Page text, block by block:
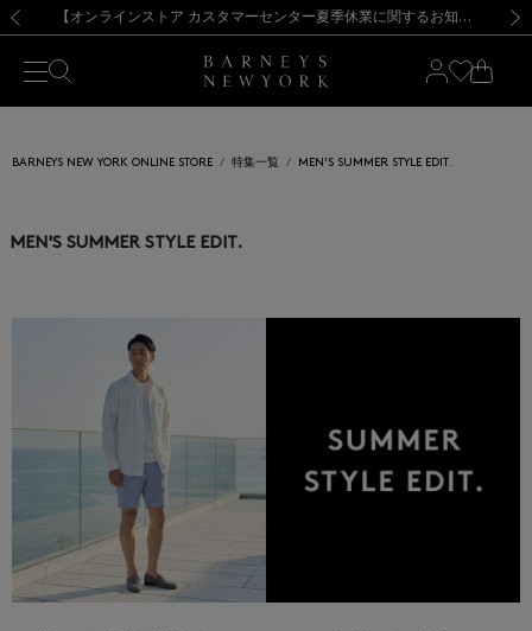
新規登録のお客様も対象！＜MY BARNEYS＞会員のお客様は11,000円（税込）以上のお買上げで常時送料無料！お買い物の際は会員登録を！
【夏季休業に伴う出荷一時停止のお知らせ】(2026.8.7) 【オンラインストア カスタマーセンター夏季休業に関するお知らせ】（2026.8.7）
【夏季休業に伴う返品・交換承り一時停止のお知らせ】（2026.8.5）
熊本県を中心とした地震の影響によるお荷物のお届けについて
【開催中】SUMMER SALEのご案内・ご注意事項 新規登録のお客様も対象！＜MY BARNEYS＞会員のお客様は11,000円（税込）以上のお買上げで常時送料無料！お買い物の際は会員登録を！
【夏季休業に伴う出荷一時停止のお知らせ】(2026.8.7)
BARNEYS NEW YORK ONLINE STORE 特集一覧 MEN'S SUMMER STYLE EDIT.
MEN'S SUMMER STYLE EDIT.